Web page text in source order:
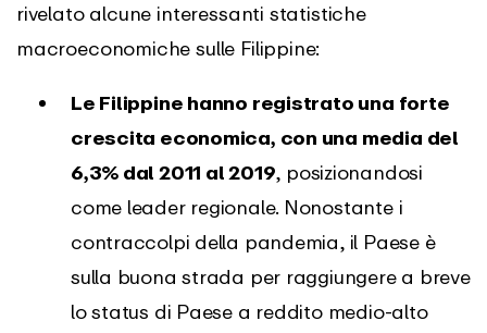
rivelato alcune interessanti statistiche
macroeconomiche sulle Filippine:
Le Filippine hanno registrato una forte
crescita economica, con una media del
6,3% dal 2011 al 2019, posizionandosi
come leader regionale. Nonostante i
contraccolpi della pandemia, il Paese è
sulla buona strada per raggiungere a breve
lo status di Paese a reddito medio-alto